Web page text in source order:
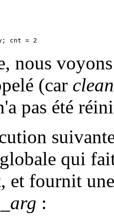
nous
(car
pas été
qui
et fournit
: